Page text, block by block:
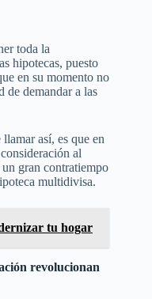
toda la
hipotecas, puesto
en su momento no
de demandar a las
así, es que en
al
gran contratiempo
multidivisa.
tu hogar
revolucionan